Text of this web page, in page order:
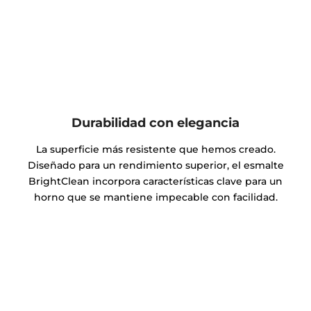
Durabilidad con elegancia
La superficie más resistente que hemos creado.
Diseñado para un rendimiento superior, el esmalte
BrightClean incorpora características clave para un
horno que se mantiene impecable con facilidad.